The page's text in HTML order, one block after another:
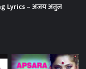
Lyrics – अजय अतुल